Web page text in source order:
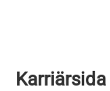
Karriärsida